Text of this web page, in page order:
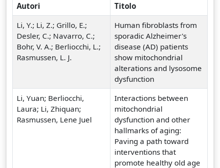
Autori
Titolo
Li, Y.; Li, Z.; Grillo, E.;
Desler, C.; Navarro, C.;
Bohr, V. A.; Berliocchi, L.;
Rasmussen, L. J.
Human fibroblasts from
sporadic Alzheimer's
disease (AD) patients
show mitochondrial
alterations and lysosome
dysfunction
Li, Yuan; Berliocchi,
Laura; Li, Zhiquan;
Rasmussen, Lene Juel
Interactions between
mitochondrial
dysfunction and other
hallmarks of aging:
Paving a path toward
interventions that
promote healthy old age